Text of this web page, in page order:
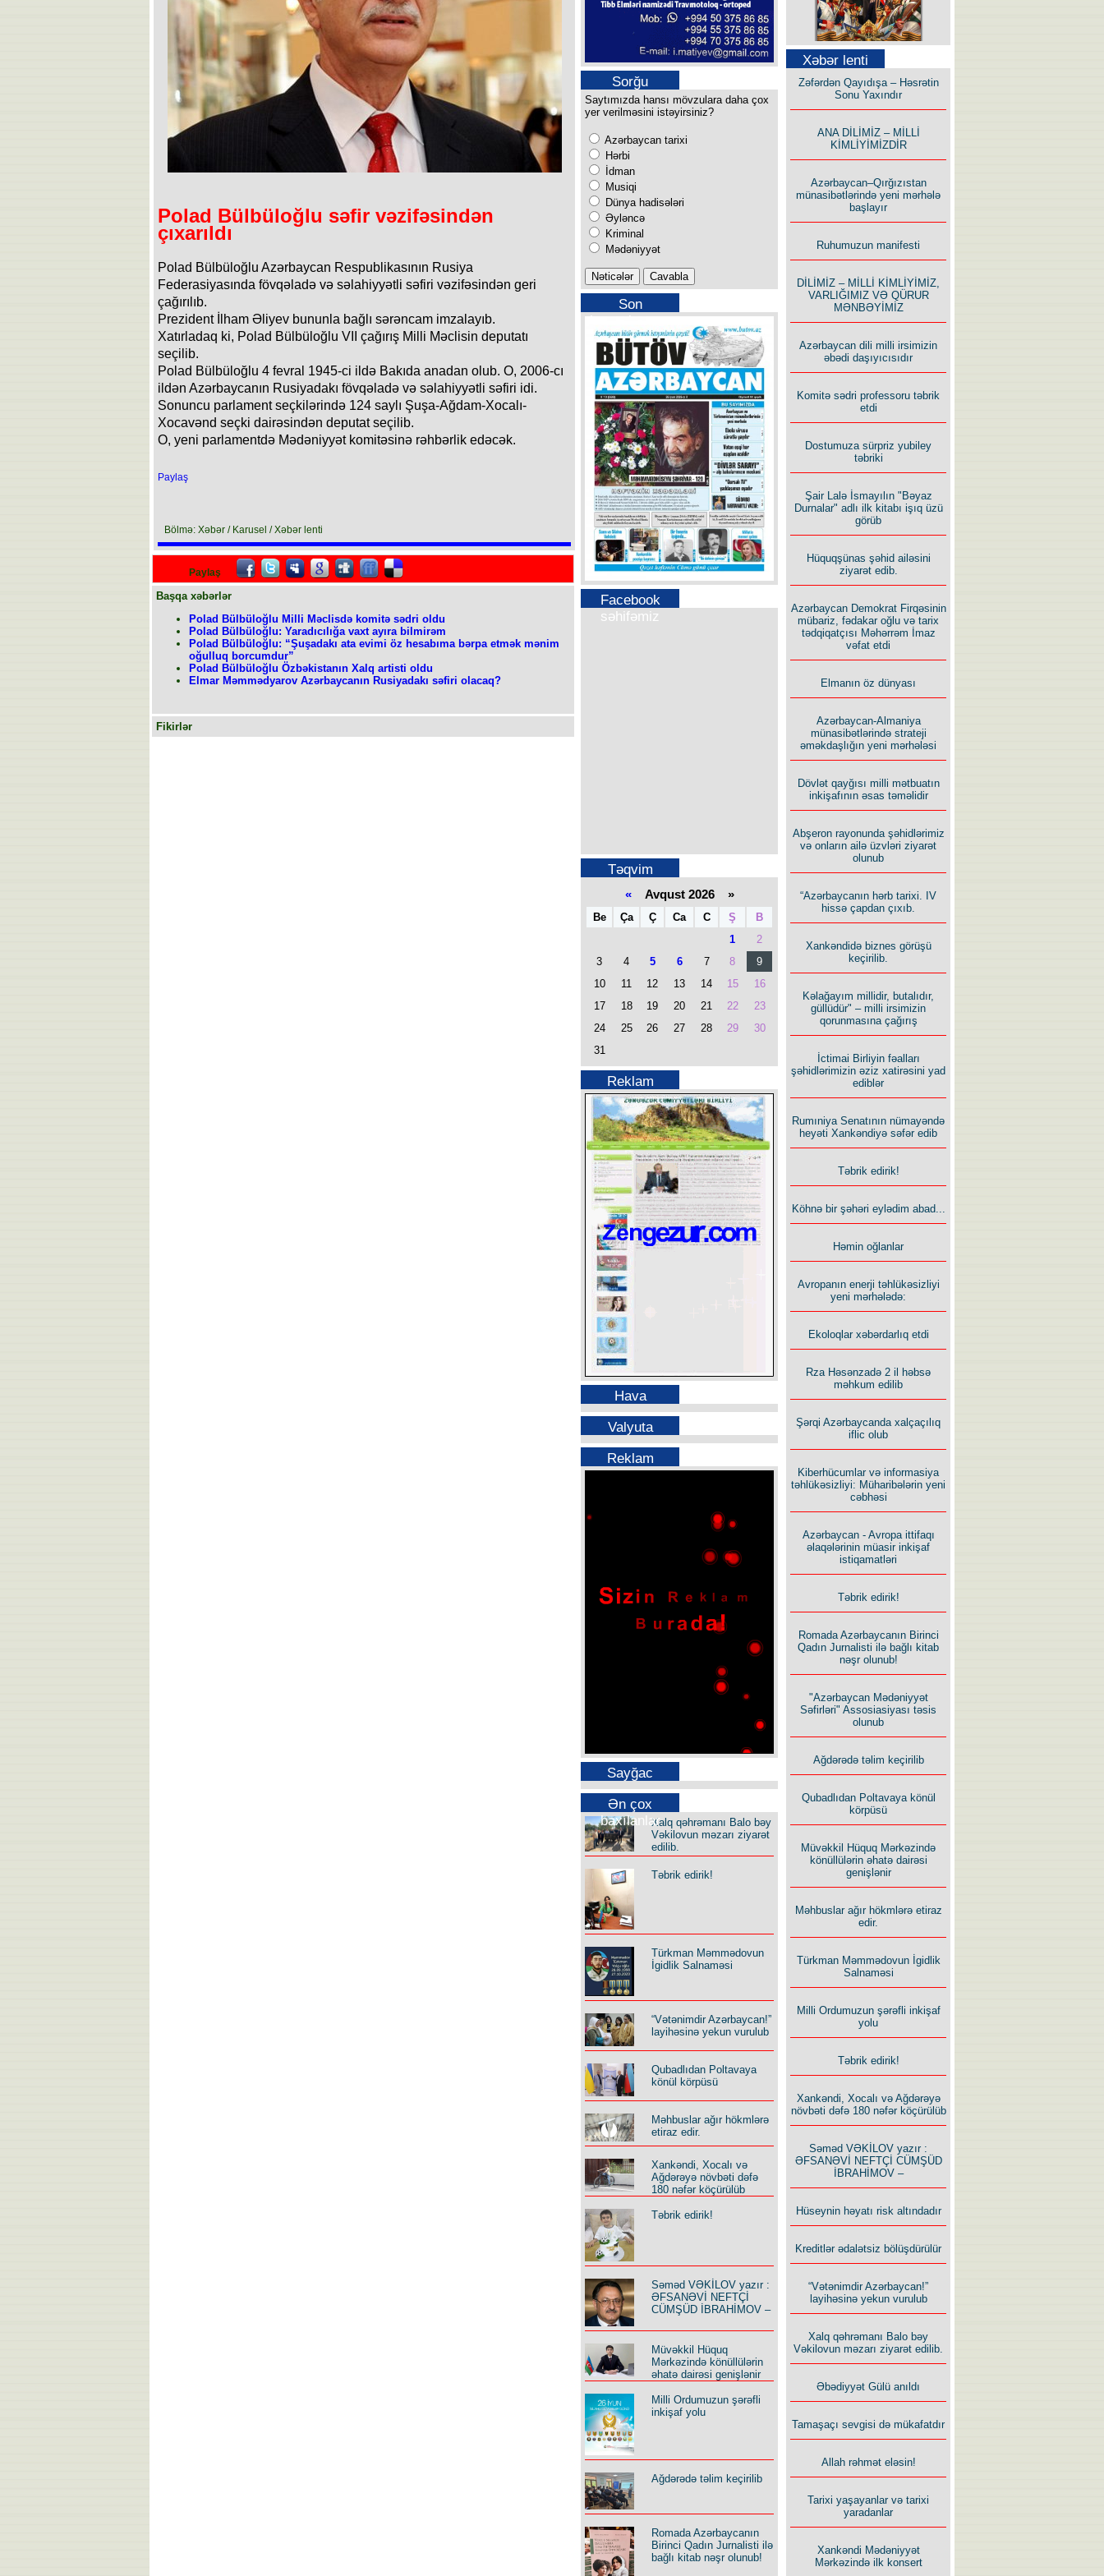
Polad Bülbüloğlu səfir vəzifəsindən
çıxarıldı
Polad Bülbüloğlu Azərbaycan Respublikasının Rusiya
Federasiyasında fövqəladə və səlahiyyətli səfiri vəzifəsindən geri
çağırılıb.
Prezident İlham Əliyev bununla bağlı sərəncam imzalayıb.
Xatırladaq ki, Polad Bülbüloğlu VII çağırış Milli Məclisin deputatı
seçilib.
Polad Bülbüloğlu 4 fevral 1945-ci ildə Bakıda anadan olub. O, 2006-cı
ildən Azərbaycanın Rusiyadakı fövqəladə və səlahiyyətli səfiri idi.
Sonuncu parlament seçkilərində 124 saylı Şuşa-Ağdam-Xocalı-
Xocavənd seçki dairəsindən deputat seçilib.
O, yeni parlamentdə Mədəniyyət komitəsinə rəhbərlik edəcək.
Paylaş
Bölmə: Xəbər / Karusel / Xəbər lenti
Paylaş
Başqa xəbərlər
Polad Bülbüloğlu Milli Məclisdə komitə sədri oldu
Polad Bülbüloğlu: Yaradıcılığa vaxt ayıra bilmirəm
Polad Bülbüloğlu: “Şuşadakı ata evimi öz hesabıma bərpa etmək mənim
oğulluq borcumdur”
Polad Bülbüloğlu Özbəkistanın Xalq artisti oldu
Elmar Məmmədyarov Azərbaycanın Rusiyadakı səfiri olacaq?
Fikirlər
Sorğu
Saytımızda hansı mövzulara daha çox
yer verilməsini istəyirsiniz?
Azərbaycan tarixi
Hərbi
İdman
Musiqi
Dünya hadisələri
Əyləncə
Kriminal
Mədəniyyət
Son
buraxılışımız
Facebook
səhifəmiz
Təqvim
«Avqust 2026 »
Be Ça Ç Ca C Ş
B
1
2
3
4 5 6 7 8
9
10
11 12 13 14 15
16
17
18 19 20 21 22
23
24
25 26 27 28 29
30
31
Reklam
Hava
Valyuta
Reklam
Sayğac
Ən çox
baxılanlarXalq qəhrəmanı Balo bəy
Vəkilovun məzarı ziyarət
edilib.
Təbrik edirik!
Türkman Məmmədovun
İgidlik Salnaməsi
“Vətənimdir Azərbaycan!”
layihəsinə yekun vurulub
Qubadlıdan Poltavaya
könül körpüsü
Məhbuslar ağır hökmlərə
etiraz edir.
Xankəndi, Xocalı və
Ağdərəyə növbəti dəfə
180 nəfər köçürülüb
Təbrik edirik!
Səməd VƏKİLOV yazır :
ƏFSANƏVİ NEFTÇİ
CÜMŞÜD İBRAHİMOV –
Müvəkkil Hüquq
Mərkəzində könüllülərin
əhatə dairəsi genişlənir
Milli Ordumuzun şərəfli
inkişaf yolu
Ağdərədə təlim keçirilib
Romada Azərbaycanın
Birinci Qadın Jurnalisti ilə
bağlı kitab nəşr olunub!
Səfər Alışarlı yazır
Uzun yolun Yolçusu
Rusiyanın süqutunu qaçılmaz
edən beş şərt
Xəbər lenti
Zəfərdən Qayıdışa – Həsrətin
Sonu Yaxındır
ANA DİLİMİZ – MİLLİ
KİMLİYİMİZDİR
Azərbaycan–Qırğızıstan
münasibətlərində yeni mərhələ
başlayır
Ruhumuzun manifesti
DİLİMİZ – MİLLİ KİMLİYİMİZ,
VARLIĞIMIZ VƏ QÜRUR
MƏNBƏYİMİZ
Azərbaycan dili milli irsimizin
əbədi daşıyıcısıdır
Komitə sədri professoru təbrik
etdi
Dostumuza sürpriz yubiley
təbriki
Şair Lalə İsmayılın "Bəyaz
Durnalar" adlı ilk kitabı işıq üzü
görüb
Hüquqşünas şəhid ailəsini
ziyarət edib.
Azərbaycan Demokrat Firqəsinin
mübariz, fədakar oğlu və tarix
tədqiqatçısı Məhərrəm İmaz
vəfat etdi
Elmanın öz dünyası
Azərbaycan-Almaniya
münasibətlərində strateji
əməkdaşlığın yeni mərhələsi
Dövlət qayğısı milli mətbuatın
inkişafının əsas təməlidir
Abşeron rayonunda şəhidlərimiz
və onların ailə üzvləri ziyarət
olunub
“Azərbaycanın hərb tarixi. IV
hissə çapdan çıxıb.
Xankəndidə biznes görüşü
keçirilib.
Kəlağayım millidir, butalıdır,
güllüdür" – milli irsimizin
qorunmasına çağırış
İctimai Birliyin fəalları
şəhidlərimizin əziz xatirəsini yad
ediblər
Rumıniya Senatının nümayəndə
heyəti Xankəndiyə səfər edib
Təbrik edirik!
Köhnə bir şəhəri eylədim abad...
Həmin oğlanlar
Avropanın enerji təhlükəsizliyi
yeni mərhələdə:
Ekoloqlar xəbərdarlıq etdi
Rza Həsənzadə 2 il həbsə
məhkum edilib
Şərqi Azərbaycanda xalçaçılıq
iflic olub
Kiberhücumlar və informasiya
təhlükəsizliyi: Müharibələrin yeni
cəbhəsi
Azərbaycan - Avropa ittifaqı
əlaqələrinin müasir inkişaf
istiqamatləri
Təbrik edirik!
Romada Azərbaycanın Birinci
Qadın Jurnalisti ilə bağlı kitab
nəşr olunub!
"Azərbaycan Mədəniyyət
Səfirləri" Assosiasiyası təsis
olunub
Ağdərədə təlim keçirilib
Qubadlıdan Poltavaya könül
körpüsü
Müvəkkil Hüquq Mərkəzində
könüllülərin əhatə dairəsi
genişlənir
Məhbuslar ağır hökmlərə etiraz
edir.
Türkman Məmmədovun İgidlik
Salnaməsi
Milli Ordumuzun şərəfli inkişaf
yolu
Təbrik edirik!
Xankəndi, Xocalı və Ağdərəyə
növbəti dəfə 180 nəfər köçürülüb
Səməd VƏKİLOV yazır :
ƏFSANƏVİ NEFTÇİ CÜMŞÜD
İBRAHİMOV –
Hüseynin həyatı risk altındadır
Kreditlər ədalətsiz bölüşdürülür
“Vətənimdir Azərbaycan!”
layihəsinə yekun vurulub
Xalq qəhrəmanı Balo bəy
Vəkilovun məzarı ziyarət edilib.
Əbədiyyət Gülü anıldı
Tamaşaçı sevgisi də mükafatdır
Allah rəhmət eləsin!
Tarixi yaşayanlar və tarixi
yaradanlar
Xankəndi Mədəniyyət
Mərkəzində ilk konsert